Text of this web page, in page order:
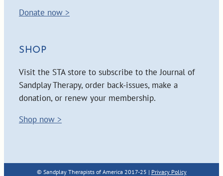
Donate now >
SHOP
Visit the STA store to subscribe to the Journal of
Sandplay Therapy, order back-issues, make a
donation, or renew your membership.
Shop now >
© Sandplay Therapists of America 2017-25 | Privacy Policy